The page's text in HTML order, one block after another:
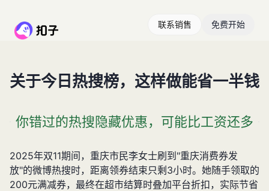
联系销售 免费开始
关于今日热搜榜，这样做能省一半钱
你错过的热搜隐藏优惠，可能比工资还多
2025年双11期间，重庆市民李女士刷到"重庆消费券发
放"的微博热搜时，距离领券结束只剩3小时。她随手领取的
200元满减券，最终在超市结算时叠加平台折扣，实际节省